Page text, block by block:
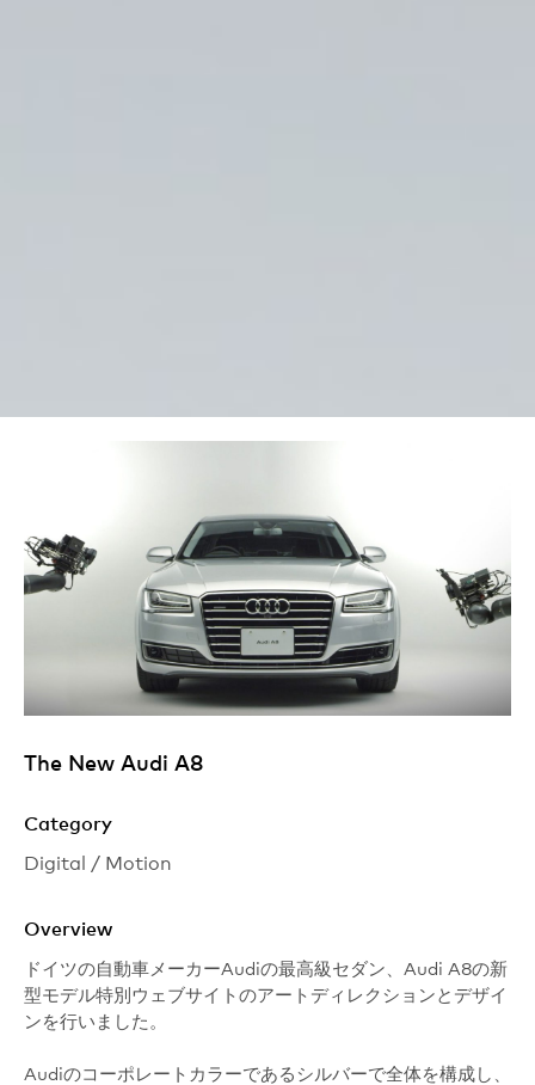
The New Audi A8
Category
Digital / Motion
Overview
ドイツの自動車メーカーAudiの最高級セダン、Audi A8の新
型モデル特別ウェブサイトのアートディレクションとデザイ
ンを行いました。
Audiのコーポレートカラーであるシルバーで全体を構成し、